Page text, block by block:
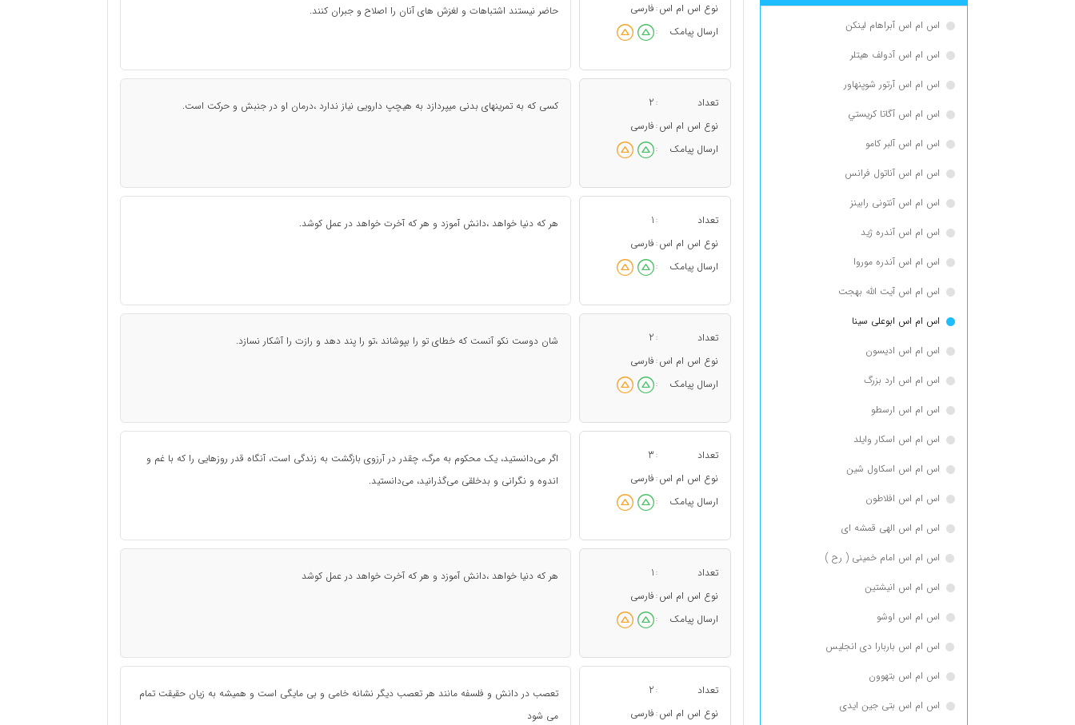
اس ام اس آبراهام لینکن
اس ام اس آدولف هیتلر
اس ام اس آرتور شوپنهاور
اس ام اس آگاتا كريستي
اس ام اس آلبر کامو
اس ام اس آناتول فرانس
اس ام اس آنتونی رابینز
اس ام اس آندره ژید
اس ام اس آندره موروا
اس ام اس آیت الله بهجت
اس ام اس ابوعلی سینا
اس ام اس ادیسون
اس ام اس ارد بزرگ
اس ام اس ارسطو
اس ام اس اسكار وايلد
اس ام اس اسکاول شین
اس ام اس افلاطون
اس ام اس الهی قمشه ای
اس ام اس امام خمینی ( رح )
اس ام اس انيشتين
اس ام اس اوشو
اس ام اس باربارا دی انجلیس
اس ام اس بتهوون
اس ام اس بتی جین ایدی
نوع اس ام اس : فارسی
ارسال پیامک
:
حاضر نیستند اشتباهات و لغزش های آنان را اصلاح و جبران کنند.
تعداد :
2
نوع اس ام اس : فارسی
ارسال پیامک
:
کسی که به تمرینهای بدنی میپردازد به هیچپ دارویی نیاز ندارد ،درمان او در جنبش و حرکت است.
تعداد :
1
نوع اس ام اس : فارسی
ارسال پیامک
:
هر که دنیا خواهد ،دانش آموزد و هر که آخرت خواهد در عمل کوشد.
تعداد :
2
نوع اس ام اس : فارسی
ارسال پیامک
:
شان دوست نکو آنست که خطای تو را بپوشاند ،تو را پند دهد و رازت را آشکار نسازد.
تعداد :
3
نوع اس ام اس : فارسی
ارسال پیامک
:
اگر می‌دانستید، یک محکوم به مرگ، چقدر در آرزوی بازگشت به زندگی است، آنگاه قدر روزهایی را که با غم و
اندوه و نگرانی و بدخلقی می‌گذرانید، می‌دانستید.
تعداد :
1
نوع اس ام اس : فارسی
ارسال پیامک
:
هر که دنیا خواهد ،دانش آموزد و هر که آخرت خواهد در عمل کوشد
تعداد :
2
نوع اس ام اس : فارسی
تعصب در دانش و فلسفه مانند هر تعصب دیگر نشانه خامی و بی مایگی است و همیشه به زیان حقیقت تمام
می شود